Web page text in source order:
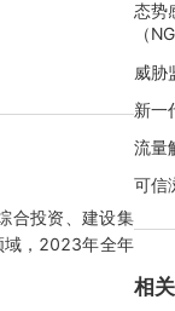
合投资、建设集
域，2023年全年
态势
（
威胁
新一
流量
可信
相